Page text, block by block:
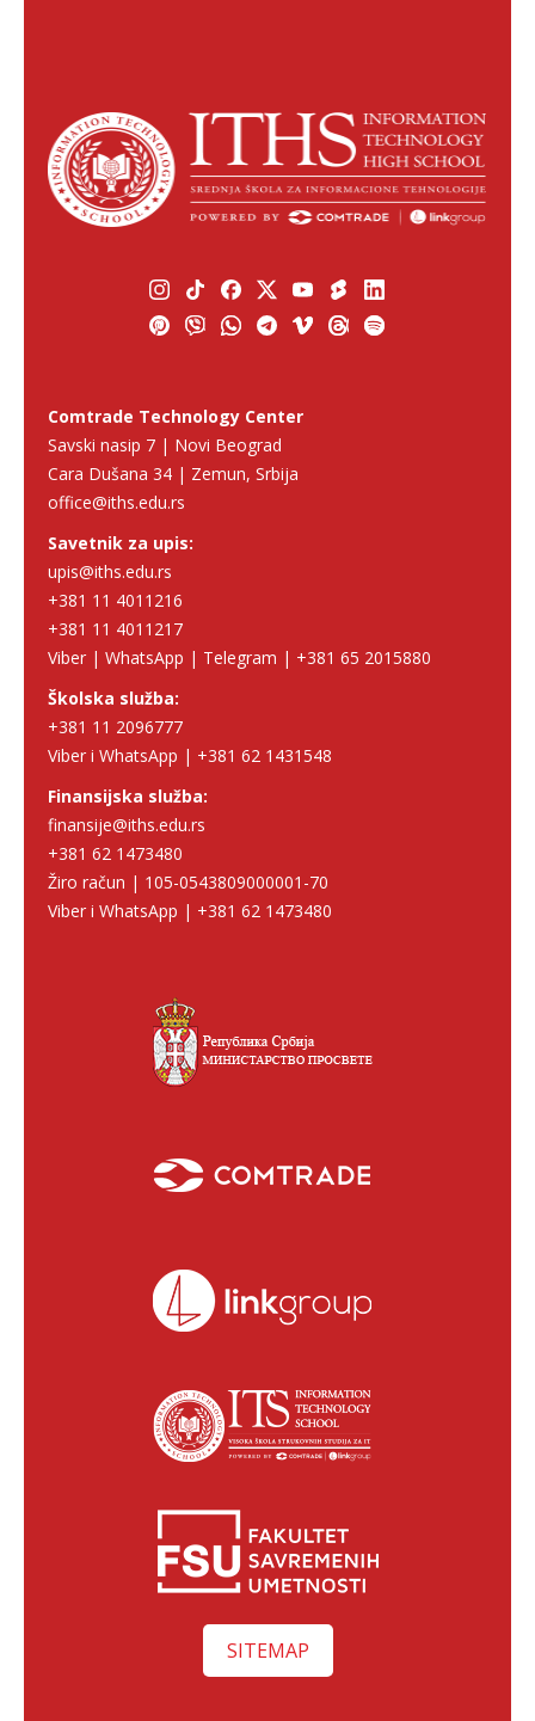
Comtrade Technology Center
Savski nasip 7 | Novi Beograd
Cara Dušana 34 | Zemun, Srbija
office@iths.edu.rs
Savetnik za upis:
upis@iths.edu.rs
+381 11 4011216
+381 11 4011217
Viber | WhatsApp | Telegram | +381 65 2015880
Školska služba:
+381 11 2096777
Viber i WhatsApp | +381 62 1431548
Finansijska služba:
finansije@iths.edu.rs
+381 62 1473480
Žiro račun | 105-0543809000001-70
Viber i WhatsApp | +381 62 1473480
SITEMAP